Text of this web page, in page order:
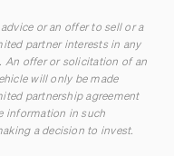
or an offer to sell or a
partner interests in any
An offer or solicitation of an
will only be made
partnership agreement
information in such
a decision to invest.